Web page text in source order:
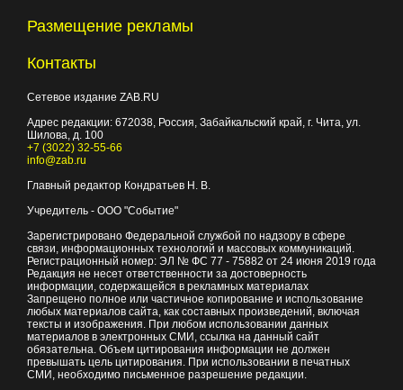
Размещение рекламы
Контакты
Сетевое издание ZAB.RU
Адрес редакции: 672038, Россия, Забайкальский край, г. Чита, ул.
Шилова, д. 100
+7 (3022) 32-55-66
info@zab.ru
Главный редактор Кондратьев Н. В.
Учредитель - ООО "Событие"
Зарегистрировано Федеральной службой по надзору в сфере
связи, информационных технологий и массовых коммуникаций.
Регистрационный номер: ЭЛ № ФС 77 - 75882 от 24 июня 2019 года
Редакция не несет ответственности за достоверность
информации, содержащейся в рекламных материалах
Запрещено полное или частичное копирование и использование
любых материалов сайта, как составных произведений, включая
тексты и изображения. При любом использовании данных
материалов в электронных СМИ, ссылка на данный сайт
обязательна. Объем цитирования информации не должен
превышать цель цитирования. При использовании в печатных
СМИ, необходимо письменное разрешение редакции.